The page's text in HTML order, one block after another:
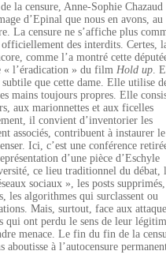
la censure, Anne-Sophie Chazaud
d’Epinal que nous en avons, au
La censure ne s’affiche plus
des interdits. Certes,
comme l’a montré cette
« l’éradication » du film Hold up.
que cette dame. Elle utilise
mains toujours propres. Elle
aux marionnettes et aux ficelles
il convient d’inventorier les
associés, contribuent à instaurer le
Ici, c’est une conférence
d’une pièce d’Eschyle
ce lieu traditionnel du débat,
sociaux », les posts
les algorithmes qui surclassent ou
Mais, surtout, face aux
qui ont perdu le sens de leur
menace. Le fin du fin de la
aboutisse à l’autocensure